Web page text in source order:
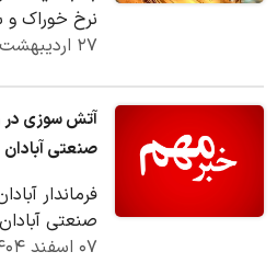
نرخ خوراک
سیمان
۲۷ اردیبهشت ۱۴۰۵
آتش سوزی در
صنعتی آبادان
فرماندار
صنعتی
۰۷ اسفند ۱۴۰۴